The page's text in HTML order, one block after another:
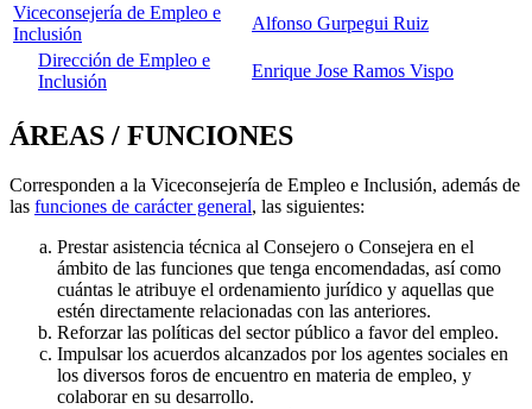
Viceconsejería de Empleo e
Inclusión
Alfonso Gurpegui Ruiz
Dirección de Empleo e
Inclusión
Enrique Jose Ramos Vispo
ÁREAS / FUNCIONES
Corresponden a la Viceconsejería de Empleo e Inclusión, además de
las funciones de carácter general, las siguientes:
Prestar asistencia técnica al Consejero o Consejera en el
ámbito de las funciones que tenga encomendadas, así como
cuántas le atribuye el ordenamiento jurídico y aquellas que
estén directamente relacionadas con las anteriores.
Reforzar las políticas del sector público a favor del empleo.
Impulsar los acuerdos alcanzados por los agentes sociales en
los diversos foros de encuentro en materia de empleo, y
colaborar en su desarrollo.